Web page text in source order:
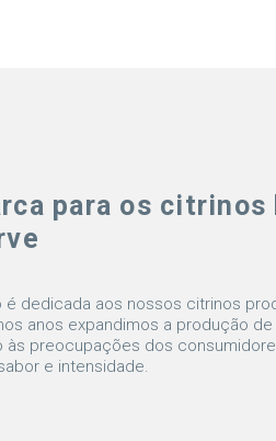
para os
é dedicada aos nossos citrinos
anos expandimos a produção
às preocupações dos
e intensidade.